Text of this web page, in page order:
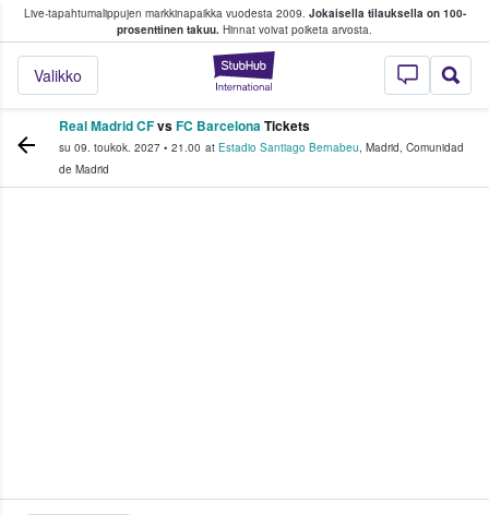
Live-tapahtumalippujen markkinapaikka vuodesta 2009. Jokaisella tilauksella on 100-
prosenttinen takuu. Hinnat voivat poiketa arvosta.
StubHub -
Valikko
fanit ostavat ja myyvät lippuja
Real Madrid CFvsFC BarcelonaTickets
su 09. toukok. 2027 • 21.00 at Estadio Santiago Bernabeu, Madrid, Comunidad
de Madrid